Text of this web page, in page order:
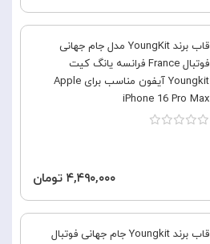
قاب برند YoungKit مدل جام جهانی
فوتبال France فرانسه یانگ کیت
Youngkit آیفون مناسب برای Apple
iPhone 16 Pro Max
۴,۴۹۰,۰۰۰ تومان
قاب برند Youngkit جام جهانی فوتبال